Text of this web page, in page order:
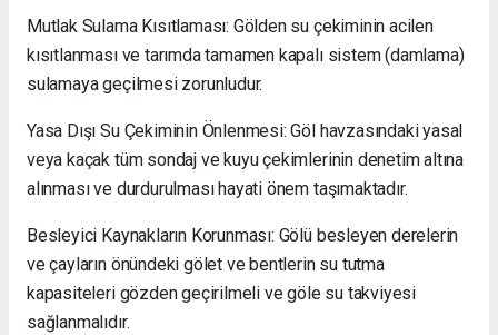
Mutlak Sulama Kısıtlaması: Gölden su çekiminin acilen
kısıtlanması ve tarımda tamamen kapalı sistem (damlama)
sulamaya geçilmesi zorunludur.
Yasa Dışı Su Çekiminin Önlenmesi: Göl havzasındaki yasal
veya kaçak tüm sondaj ve kuyu çekimlerinin denetim altına
alınması ve durdurulması hayati önem taşımaktadır.
Besleyici Kaynakların Korunması: Gölü besleyen derelerin
ve çayların önündeki gölet ve bentlerin su tutma
kapasiteleri gözden geçirilmeli ve göle su takviyesi
sağlanmalıdır.